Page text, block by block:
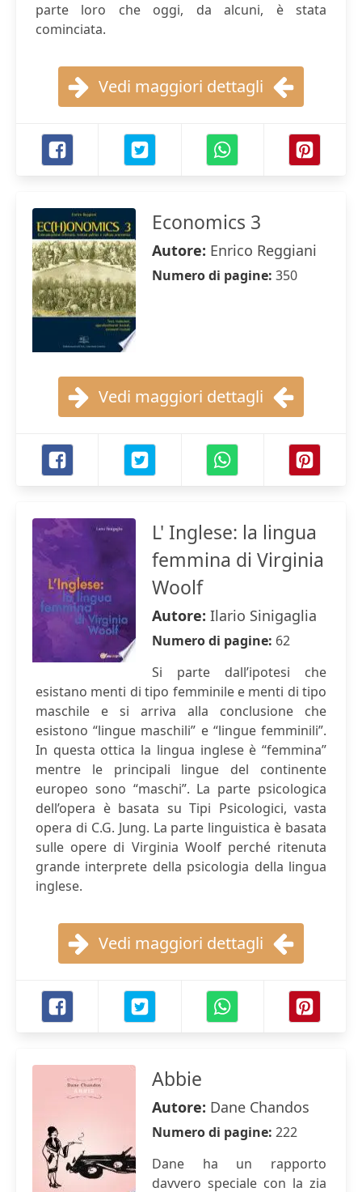
parte loro che oggi, da alcuni, è stata
cominciata.
Vedi maggiori dettagli
Economics 3
Autore: Enrico Reggiani
Numero di pagine: 350
Vedi maggiori dettagli
L' Inglese: la lingua
femmina di Virginia
Woolf
Autore: Ilario Sinigaglia
Numero di pagine: 62
Si parte dall’ipotesi che
esistano menti di tipo femminile e menti di tipo
maschile e si arriva alla conclusione che
esistono “lingue maschili” e “lingue femminili”.
In questa ottica la lingua inglese è “femmina”
mentre le principali lingue del continente
europeo sono “maschi”. La parte psicologica
dell’opera è basata su Tipi Psicologici, vasta
opera di C.G. Jung. La parte linguistica è basata
sulle opere di Virginia Woolf perché ritenuta
grande interprete della psicologia della lingua
inglese.
Vedi maggiori dettagli
Abbie
Autore: Dane Chandos
Numero di pagine: 222
Dane ha un rapporto
davvero speciale con la zia